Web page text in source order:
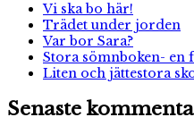
Vi ska bo här!
Trädet under jorden
Var bor Sara?
Stora sömnboken- en
Liten och jättestora
Senaste